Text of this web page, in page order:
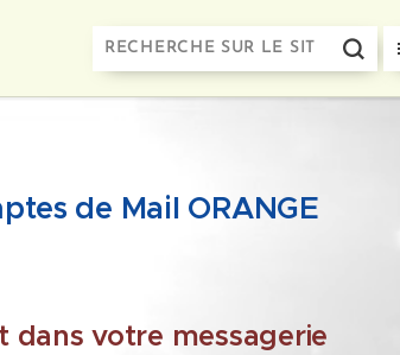
de Mail ORANGE
dans votre messagerie